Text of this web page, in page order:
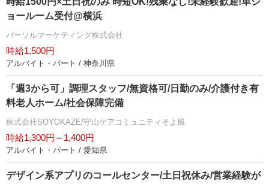
ョールーム受付@横浜
パーソルマーケティング株式会社
時給1,500円
アルバイト・パート / 神奈川県
「週3から可」調理スタッフ/無資格可/日勤のみ/介護付き有
料老人ホーム/社会保障完備
株式会社SOYOKAZE/守山ケアコミュニティそよ風
時給1,300円～1,400円
アルバイト・パート / 愛知県
デザイン系アプリのコールセンター/土日祝休み/営業経験が